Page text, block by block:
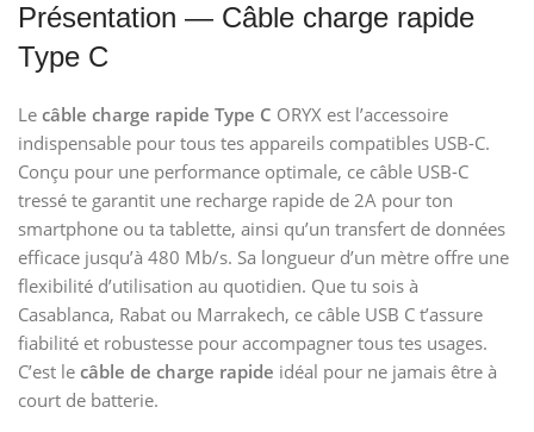
Présentation — Câble charge rapide
Type C
Le câble charge rapide Type C ORYX est l’accessoire
indispensable pour tous tes appareils compatibles USB-C.
Conçu pour une performance optimale, ce câble USB-C
tressé te garantit une recharge rapide de 2A pour ton
smartphone ou ta tablette, ainsi qu’un transfert de données
efficace jusqu’à 480 Mb/s. Sa longueur d’un mètre offre une
flexibilité d’utilisation au quotidien. Que tu sois à
Casablanca, Rabat ou Marrakech, ce câble USB C t’assure
fiabilité et robustesse pour accompagner tous tes usages.
C’est le câble de charge rapide idéal pour ne jamais être à
court de batterie.